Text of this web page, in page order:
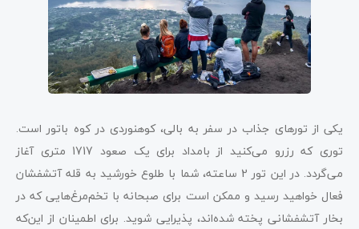
یکی از تورهای جذاب در سفر به بالی، کوهنوردی در کوه باتور است.
توری که رزرو می‌کنید از بامداد برای یک صعود 1717 متری آغاز
می‌گردد. در این تور 2 ساعته، شما با طلوع خورشید به قله آتشفشان
فعال خواهید رسید و ممکن است برای صبحانه با تخم‌مرغ‌هایی که در
بخار آتشفشانی پخته شده‌اند، پذیرایی شوید. برای اطمینان از این‌که